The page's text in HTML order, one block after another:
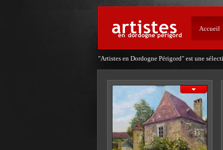
Accueil
"Artistes en Dordogne Périgord" est une